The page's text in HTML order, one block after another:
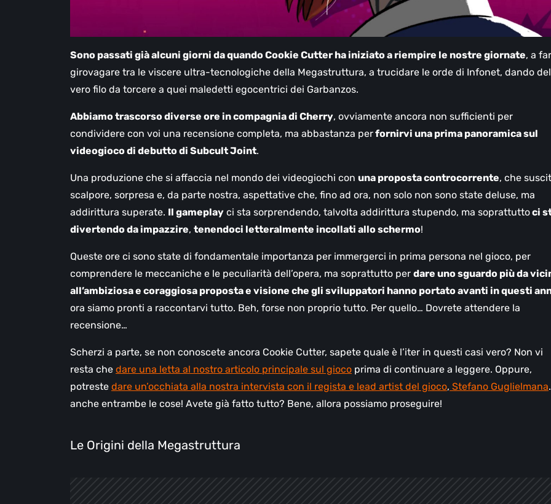
Sono passati già alcuni giorni da quando Cookie Cutter ha iniziato a riempire le nostre giornate, a
girovagare tra le viscere ultra-tecnologiche della Megastruttura, a trucidare le orde di Infonet, dando del
vero filo da torcere a quei maledetti egocentrici dei Garbanzos.
Abbiamo trascorso diverse ore in compagnia di Cherry, ovviamente ancora non sufficienti per
condividere con voi una recensione completa, ma abbastanza perfornirvi una prima panoramica sul
videogioco di debutto di Subcult Joint.
Una produzione che si affaccia nel mondo dei videogiochi con una proposta controcorrente, che
scalpore, sorpresa e, da parte nostra, aspettative che, fino ad ora, non solo non sono state deluse, ma
addirittura superate. Il gameplay ci sta sorprendendo, talvolta addirittura stupendo, ma soprattuttoci
divertendo da impazzire, tenendoci letteralmente incollati allo schermo!
Queste ore ci sono state di fondamentale importanza per immergerci in prima persona nel gioco, per
comprendere le meccaniche e le peculiarità dell’opera, ma soprattutto per dare uno sguardo più da
all’ambiziosa e coraggiosa proposta e visione che gli sviluppatori hanno portato avanti in questi
ora siamo pronti a raccontarvi tutto. Beh, forse non proprio tutto. Per quello… Dovrete attendere la
recensione…
Scherzi a parte, se non conoscete ancora Cookie Cutter, sapete quale è l’iter in questi casi vero? Non vi
resta che dare una letta al nostro articolo principale sul gioco prima di continuare a leggere. Oppure,
potreste dare un’occhiata alla nostra intervista con il regista e lead artist del gioco, Stefano Guglielmana
anche entrambe le cose! Avete già fatto tutto? Bene, allora possiamo proseguire!
Le Origini della Megastruttura